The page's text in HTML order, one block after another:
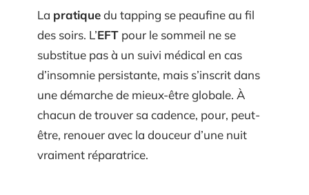
La pratiquedu tapping se peaufine au fil
des soirs. L’EFT pour le sommeil ne se
substitue pas à un suivi médical en cas
d’insomnie persistante, mais s’inscrit dans
une démarche de mieux-être globale. À
chacun de trouver sa cadence, pour, peut-
être, renouer avec la douceur d’une nuit
vraiment réparatrice.